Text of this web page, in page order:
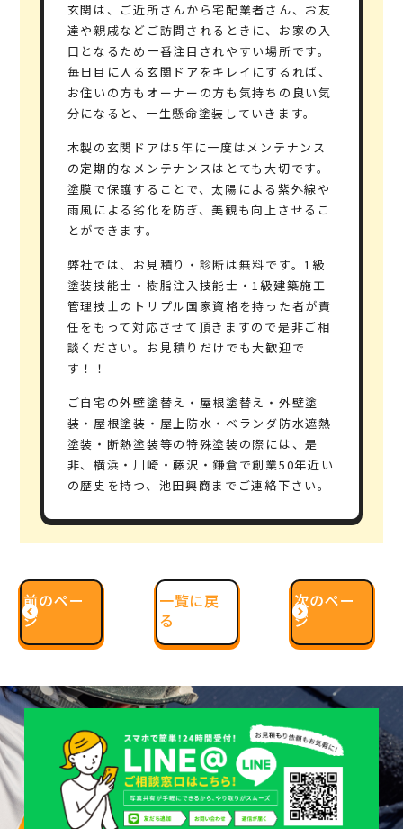
玄関は、ご近所さんから宅配業者さん、お友
達や親戚などご訪問されるときに、お家の入
口となるため一番注目されやすい場所です。
毎日目に入る玄関ドアをキレイにするれば、
お住いの方もオーナーの方も気持ちの良い気
分になると、一生懸命塗装していきます。
木製の玄関ドアは5年 に一度はメンテナンス
の定期的なメンテナンスはとても大切です。
塗膜で保護することで、太陽による紫外線や
雨風による劣化を防ぎ、美観も向上させるこ
とができます。
弊社では、お見積り・診断は無料です。1級
塗装技能士・樹脂注入技能士・1級建築施工
管理技士の トリプル国家資格 を持った者が責
任をもって対応させて頂きますので是非ご相
談ください。お見積りだけでも大歓迎で
す！！
ご自宅の外壁塗替え・屋根塗替え・外壁塗
装・屋根塗装・屋上防水・ベランダ防水遮熱
塗装・断熱塗装等の特殊塗装の際には、是
非、横浜・川崎・藤沢・鎌倉で創業50年近い
の歴史を持つ、池田興商までご連絡下さい。
前のペー
ジ
一覧に戻
る
次のペー
ジ